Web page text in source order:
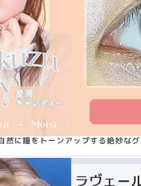
に瞳をトーンアップする絶妙な